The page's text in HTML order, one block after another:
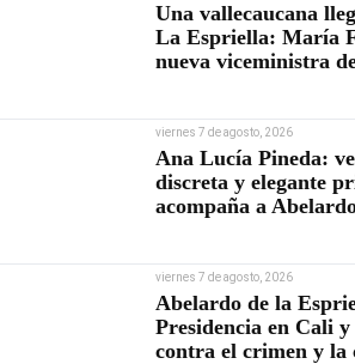
Una vallecaucana
La Espriella: María
nueva viceministra
viernes 7 de agosto, 2026
Ana Lucía Pineda:
discreta y elegante
acompaña a
viernes 7 de agosto, 2026
Abelardo de la
Presidencia en Cali
contra el crimen y la